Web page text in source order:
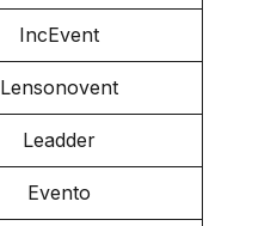
IncEvent
Lensonovent
Leadder
Evento